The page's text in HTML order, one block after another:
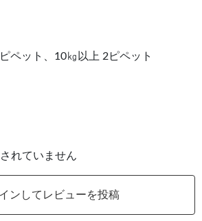
ペット、10㎏以上 2ピペット
れていません
ンしてレビューを投稿